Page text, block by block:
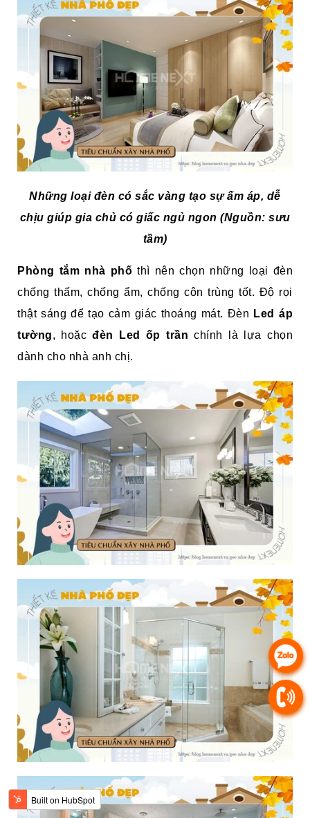
Những loại đèn có sắc vàng tạo sự ấm áp, dễ
chịu giúp gia chủ có giấc ngủ ngon (Nguồn: sưu
tầm)
Phòng tắm nhà phố thì nên chọn những loại đèn
chống thấm, chống ẩm, chống côn trùng tốt. Độ rọi
thật sáng để tạo cảm giác thoáng mát. Đèn Led áp
tường, hoặcđèn Led ốp trần chính là lựa chọn
dành cho nhà anh chị.